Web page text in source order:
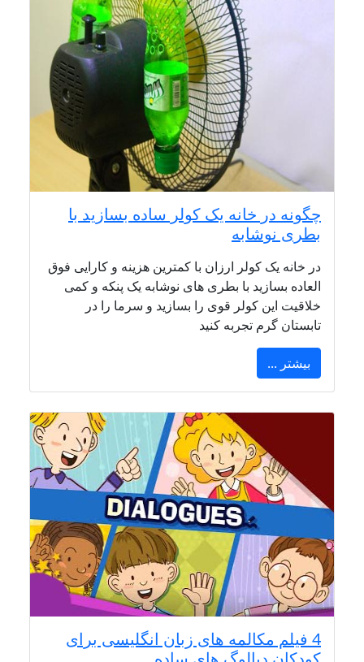
چگونه در خانه یک کولر ساده بسازید با
بطری نوشابه
در خانه یک کولر ارزان با کمترین هزینه و کارایی فوق
العاده بسازید با بطری های نوشابه یک پنکه و کمی
خلاقیت این کولر قوی را بسازید و سرما را در
تابستان گرم تجربه کنید
بیشتر ...
4 فیلم مکالمه های زبان انگلیسی برای